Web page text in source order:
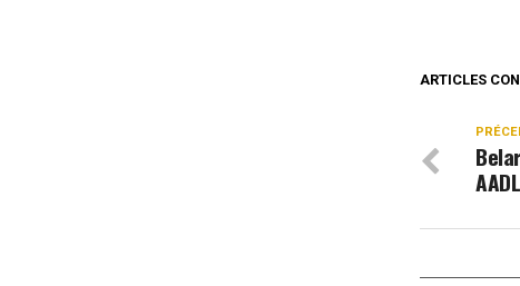
ARTICLES